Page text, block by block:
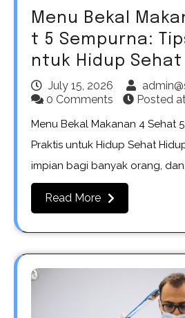
Menu Bekal
t 5 Sempurna:
ntuk Hidup Sehat
July 15, 2026
0 Comments
Posted at
Menu Bekal Makanan 4 Sehat
Praktis untuk Hidup Sehat
impian bagi banyak orang,
Read More